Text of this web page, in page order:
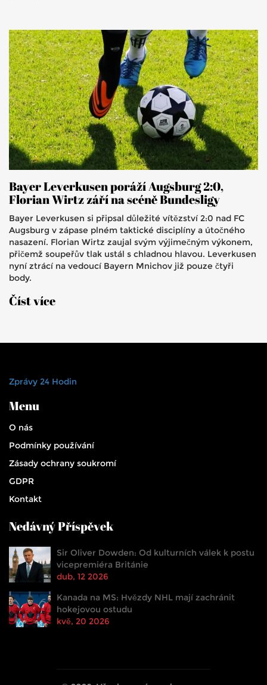
Bayer Leverkusen poráží Augsburg 2:0,
Florian Wirtz září na scéně Bundesligy
Bayer Leverkusen si připsal důležité vítězství 2:0 nad FC
Augsburg v zápase plném taktické disciplíny a útočného
nasazení. Florian Wirtz zaujal svým výjimečným výkonem,
přičemž soupeřův tlak ustál s chladnou hlavou. Leverkusen
nyní ztrácí na vedoucí Bayern Mnichov již pouze čtyři
body.
Číst více
Zprávy 24 Hodin
Menu
O nás
Podmínky používání
Zásady ochrany soukromí
GDPR
Kontakt
Nedávný Příspěvek
Sir Oliver Dowden: Od kulturních válek k postu
vicepremiéra Británie
dub, 12 2026
Kanada na MS: Hvězdy NHL mají zachránit
hokejovou ostudu
kvě, 20 2026